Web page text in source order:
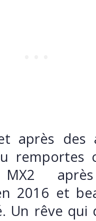
après des
remportes
MX2
2016 et
Un rêve qui